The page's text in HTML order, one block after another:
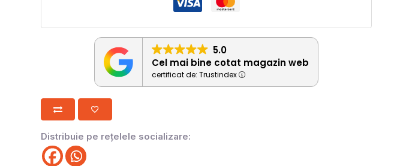
5.0
Cel mai bine cotat magazin web
certificat de: Trustindex
Distribuie pe rețelele socializare: